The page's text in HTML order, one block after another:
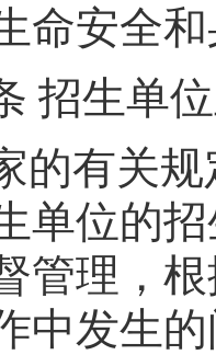
命安全
招生单
的有关
单位的
管理，
中发生